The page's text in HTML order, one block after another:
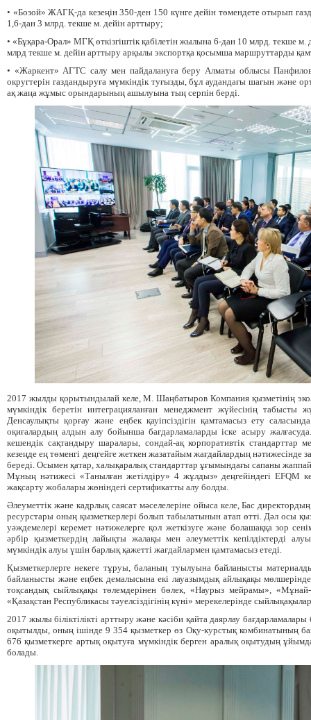
• «Бозой» ЖАГҚ-да кезеңін 350-ден 150 күнге дейін төмендете отырып
1,6-дан 3 млрд. текше м. дейін арттыру;
• «Бұқара-Орал» МГҚ өткізгіштік қабілетін жылына 6-дан 10 млрд.
млрд текше м. дейін арттыру арқылы экспортқа қосымша маршруттарды
• «Жаркент» АГТС салу мен пайдалануға беру Алматы облысы
округтерін газдандыруға мүмкіндік туғызды, бұл аудандағы шағын және
ақ жаңа жұмыс орындарының ашылуына тың серпін берді.
2017 жылды қорытындылай келе, М. Шаңбатыров Компания қызметінің
мүмкіндік беретін интеграцияланған менеджмент жүйесінің табысты
Денсаулықты қорғау және еңбек қауіпсіздігін қамтамасыз ету саласында
оқиғалардың алдын алу бойынша бағдарламаларды іске асыру
кешендік сақтандыру шаралары, сондай-ақ корпоративтік стандарттар
кезеңде ең төменгі деңгейге жеткен жазатайым жағдайлардың нәтижесінде
береді. Осымен қатар, халықаралық стандарттар ұғымындағы сапаны
Мұның нәтижесі «Танылған жетілдіру» 4 жұлдыз» деңгейіндегі EFQM
жақсарту жобалары жөніндегі сертификатты алу болды.
Әлеуметтік және кадрлық саясат мәселелеріне ойыса келе, Бас
ресурстары оның қызметкерлері болып табылатынын атап өтті. Дәл осы
уәждемелері керемет нәтижелерге қол жеткізуге және болашаққа зор
әрбір қызметкердің лайықты жалақы мен әлеуметтік кепілдіктерді
мүмкіндік алуы үшін барлық қажетті жағдайлармен қамтамасыз етеді.
Қызметкерлерге некеге тұруы, баланың туылуына байланысты
байланысты және еңбек демалысына екі лауазымдық айлықақы мөлшерінде
тоқсандық сыйлықақы төлемдерінен бөлек, «Наурыз мейрамы», «Мұнай-
«Қазақстан Республикасы тәуелсіздігінің күні» мерекелерінде
2017 жылы біліктілікті арттыру және кәсіби қайта даярлау
оқытылды, оның ішінде 9 354 қызметкер өз Оқу-курстық комбинатының
676 қызметкерге артық оқытуға мүмкіндік берген аралық оқытудың
болады.